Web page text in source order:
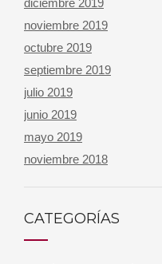
diciembre 2019
noviembre 2019
octubre 2019
septiembre 2019
julio 2019
junio 2019
mayo 2019
noviembre 2018
CATEGORÍAS